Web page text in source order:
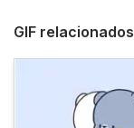
GIF relacionados